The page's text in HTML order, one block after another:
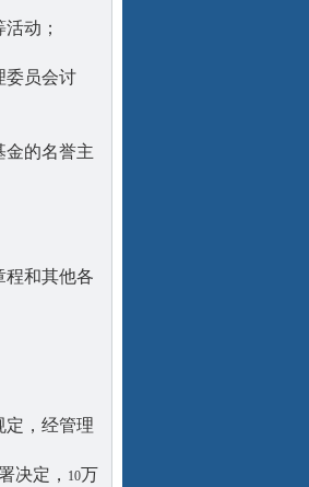
动；
委员会讨
金的名誉主
程和其他各
定，经管理
决定， 10万